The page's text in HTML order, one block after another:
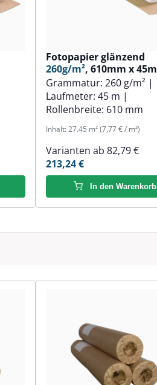
Fotopapier glänzend
260g/m², 610mm x 45m
Grammatur: 260 g/m² |
Laufmeter: 45 m |
Rollenbreite: 610 mm
Inhalt: 27.45 m²(7,77 € / m²)
Varianten ab 82,79 €
213,24 €
In den Warenkorb